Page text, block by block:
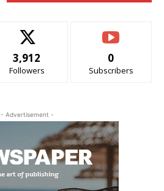
3,912
Followers
0
Subscribers
- Advertisement -